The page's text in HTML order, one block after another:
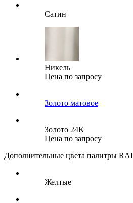
Сатин
Никель
Цена по запросу
Золото матовое
Золото 24K
Цена по запросу
Дополнительные цвета палитры
Желтые